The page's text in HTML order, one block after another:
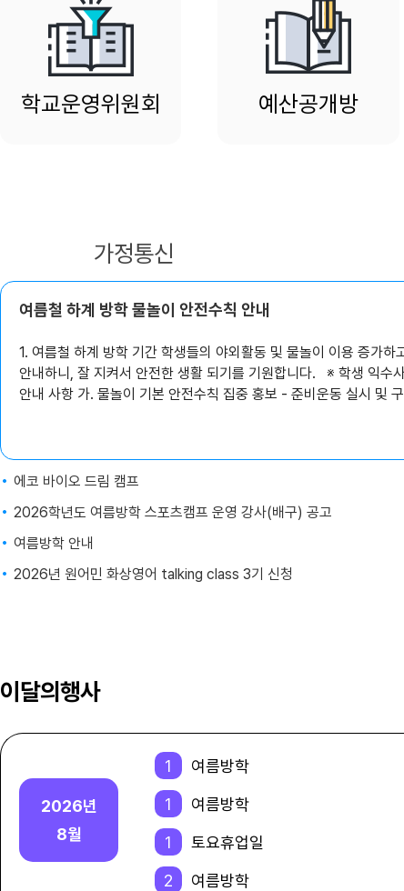
학교운영위원회 예산공개방
가정통신
여름철 하계 방학 물놀이 안전수칙 안내
1. 여름철 하계 방학 기간 학생들의 야외활동 및 물놀이 이용 증가
안내하니, 잘 지켜서 안전한 생활 되기를 기원합니다. ※ 학생 익수사고 총 11명('26.7.21.기준) 2. 주요
안내 사항 가. 물놀이 기본 안전수칙 집중 홍보 - 준비운동 실시 및 구명조끼 착용 생활화 - 수심이 깊은 곳
https://www.schoolsafe24.or.kr(자료실-‘물놀이’ 검색) 붙임 (안내용) 계곡·해수욕장 등에서의 안전
에코 바이오 드림 캠프
2026학년도 여름방학 스포츠캠프 운영 강사(배구) 공고
여름방학 안내
2026년 원어민 화상영어 talking class 3기 신청
이달의행사
2026년
8월
1
여름방학
1
여름방학
1
토요휴업일
2
여름방학